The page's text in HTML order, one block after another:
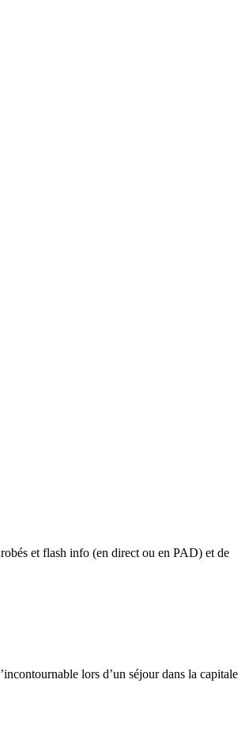
et flash info (en direct ou en PAD) et de
lors d’un séjour dans la capitale